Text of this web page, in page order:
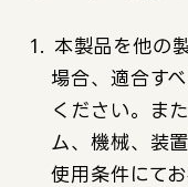
1. 本製品を他の
場合、適合す
ください。ま
ム、機械、装
使用条件にて